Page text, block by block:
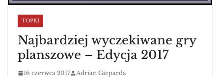
TOPKI
Najbardziej wyczekiwane gry
planszowe – Edycja 2017
16 czerwca 2017 Adrian Gieparda